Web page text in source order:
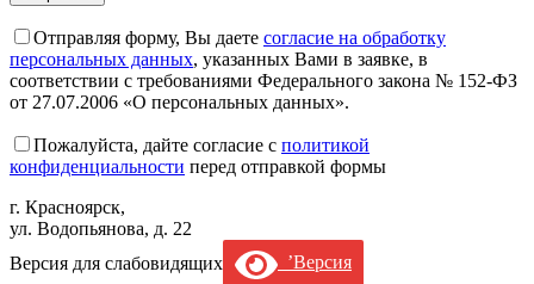
Отправляя форму, Вы даете согласие на обработку
персональных данных, указанных Вами в заявке, в
соответствии с требованиями Федерального закона № 152-ФЗ
от 27.07.2006 «О персональных данных».
Пожалуйста, дайте согласие c политикой
конфиденциальности перед отправкой формы
г. Красноярск,
ул. Водопьянова, д. 22
Версия для слабовидящих
’Версия